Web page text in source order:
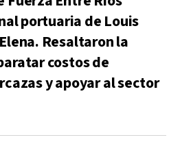
portuaria de Louis
Resaltaron la
costos de
y apoyar al sector